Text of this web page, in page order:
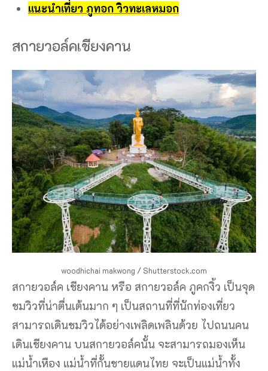
แนะนำเที่ยว ภูทอก วิวทะเลหมอก
สกายวอล์คเชียงคาน
woodhichai makwong / Shutterstock.com
สกายวอล์ค เชียงคาน หรือ สกายวอล์ค ภูคกงิ้ว เป็นจุด
ชมวิวที่น่าตื่นเต้นมาก ๆ เป็นสถานที่ที่นักท่องเที่ยว
สามารถเดินชมวิวได้อย่างเพลิดเพลินด้วย ไปถนนคน
เดินเชียงคาน บนสกายวอล์คนั้น จะสามารถมองเห็น
แม่น้ำเหือง แม่น้ำที่กั้นชายแดนไทย จะเป็นแม่น้ำทั้ง